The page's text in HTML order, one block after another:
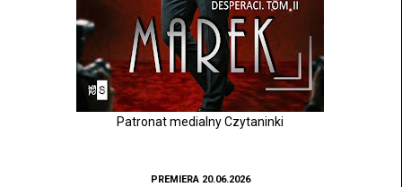
Patronat medialny Czytaninki
PREMIERA 20.06.2026